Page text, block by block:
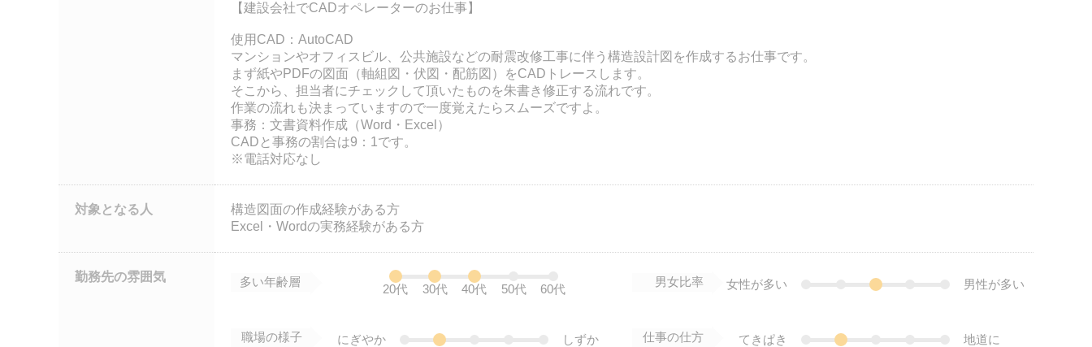
【建設会社でCADオペレーターのお仕事】
使用CAD：AutoCAD
マンションやオフィスビル、公共施設などの耐震改修工事に伴う構造設計図を作成するお仕事です。
まず紙やPDFの図面（軸組図・伏図・配筋図）をCADトレースします。
そこから、担当者にチェックして頂いたものを朱書き修正する流れです。
作業の流れも決まっていますので一度覚えたらスムーズですよ。
事務：文書資料作成（Word・Excel）
CADと事務の割合は9：1です。
※電話対応なし
対象となる人
構造図面の作成経験がある方
Excel・Wordの実務経験がある方
勤務先の雰囲気 多い年齢層
20代 30代 40代 50代 60代
男女比率 女性が多い 男性が多い
職場の様子 にぎやか しずか 仕事の仕方 てきぱき 地道に